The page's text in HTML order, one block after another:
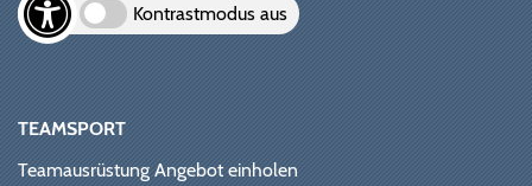
Kontrastmodus aus
TEAMSPORT
Teamausrüstung Angebot einholen